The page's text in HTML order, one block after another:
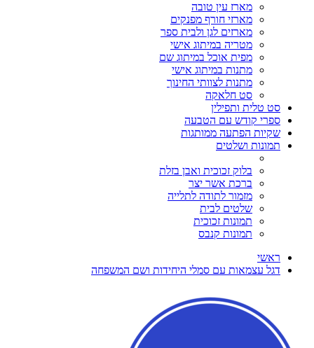
מארז עין טובה
מארזי חורף מפנקים
מארזים לגן ולבית ספר
מטריה במיתוג אישי
מפית אוכל במיתוג שם
מתנות במיתוג אישי
מתנות לצוותי החינוך
סט חלאקה
סט טלית ותפילין
ספרי קודש עם הטבעה
שקיות הפתעה ממותגות
תמונות ושלטים
בלוק זכוכית ואבן בזלת
ברכת אשר יצר
מזמור לתודה לתלייה
שלטים לבית
תמונות זכוכית
תמונות קנבס
ראשי
דגל עצמאות עם סמלי היחידות ושם המשפחה